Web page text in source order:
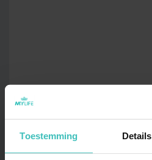
Toestemming Details